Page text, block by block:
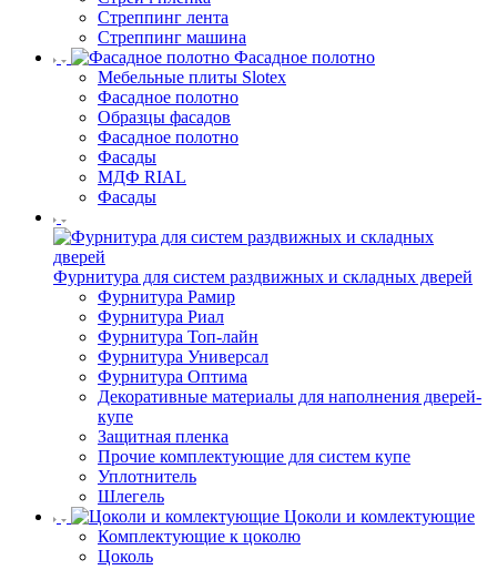
Стреппинг лента
Стреппинг машина
Фасадное полотно
Мебельные плиты Slotex
Фасадное полотно
Образцы фасадов
Фасадное полотно
Фасады
МДФ RIAL
Фасады
Фурнитура для систем раздвижных и складных дверей
Фурнитура Рамир
Фурнитура Риал
Фурнитура Топ-лайн
Фурнитура Универсал
Фурнитура Оптима
Декоративные материалы для наполнения дверей-
купе
Защитная пленка
Прочие комплектующие для систем купе
Уплотнитель
Шлегель
Цоколи и комлектующие
Комплектующие к цоколю
Цоколь